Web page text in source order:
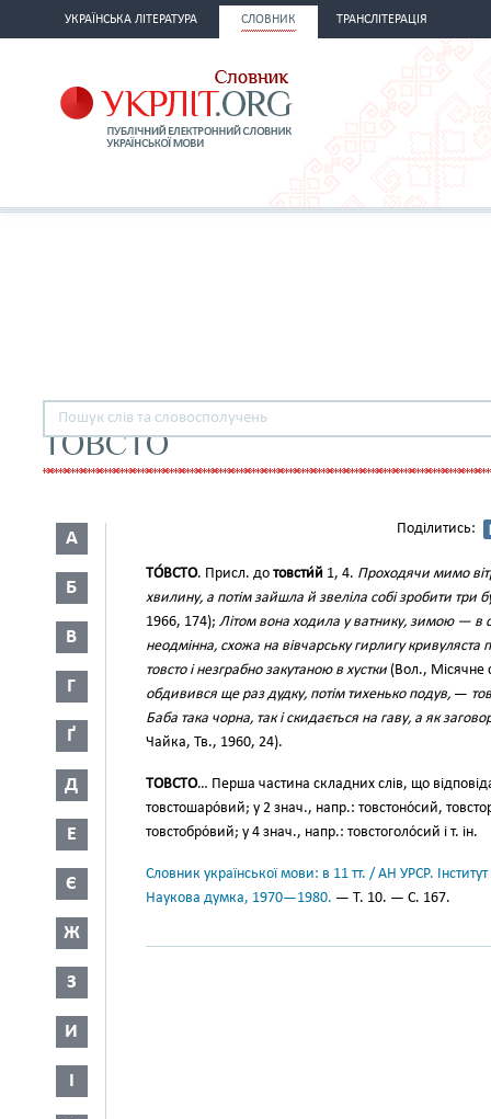
УКРАЇНСЬКА ЛІТЕРАТУРА СЛОВНИК ТРАНСЛІТЕРАЦІЯ
ТОВСТО
А
Б
В
Г
Ґ
Д
Е
Є
Ж
З
И
І
Поділитись:
ТО́ВСТО. Присл. до товсти́й 1, 4. Проходячи мимо
хвилину, а потім зайшла й звеліла собі зробити три
1966, 174); Літом вона ходила у ватнику, зимою — в
неодмінна, схожа на вівчарську гирлигу
товсто і незграбно закутаною в хустки (Вол., Місячне
обдивився ще раз дудку, потім тихенько подув, —
Баба така чорна, так і скидається на гаву, а як
Чайка, Тв., 1960, 24).
ТОВСТО… Перша частина складних слів, що
товстошаро́вий; у 2 знач., напр.: товстоно́сий,
товстобро́вий; у 4 знач., напр.: товстоголо́сий і т. ін.
Словник української мови: в 11 тт. / АН УРСР.
Наукова думка, 1970—1980. — Т. 10. — С. 167.